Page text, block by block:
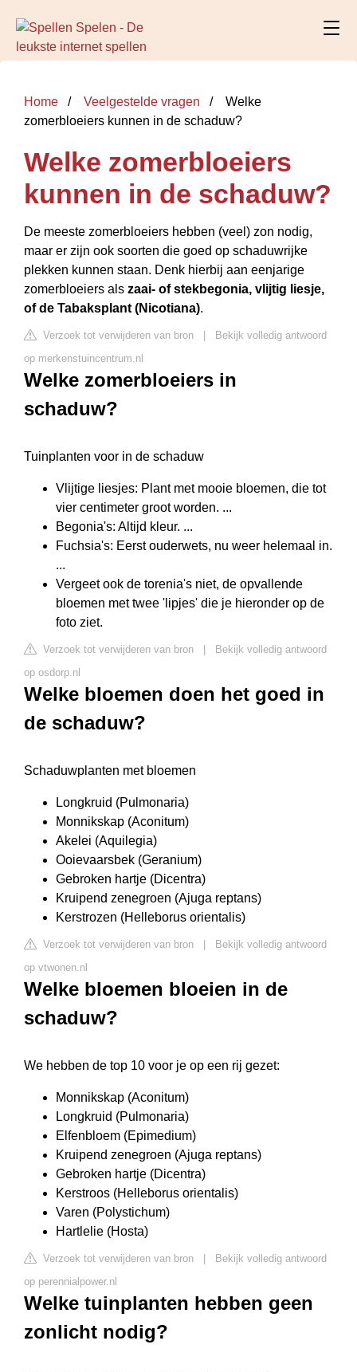
Home Veelgestelde vragen
Welke
zomerbloeiers kunnen in de schaduw?
Welke zomerbloeiers
kunnen in de schaduw?
De meeste zomerbloeiers hebben (veel) zon nodig,
maar er zijn ook soorten die goed op schaduwrijke
plekken kunnen staan. Denk hierbij aan eenjarige
zomerbloeiers als zaai- of stekbegonia, vlijtig liesje,
of de Tabaksplant (Nicotiana).
Verzoek tot verwijderen van bron
Bekijk volledig antwoord
op merkenstuincentrum.nl
Welke zomerbloeiers in
schaduw?
Tuinplanten voor in de schaduw
Vlijtige liesjes: Plant met mooie bloemen, die tot
vier centimeter groot worden. ...
Begonia's: Altijd kleur. ...
Fuchsia's: Eerst ouderwets, nu weer helemaal in.
...
Vergeet ook de torenia's niet, de opvallende
bloemen met twee 'lipjes' die je hieronder op de
foto ziet.
Verzoek tot verwijderen van bron
Bekijk volledig antwoord
op osdorp.nl
Welke bloemen doen het goed in
de schaduw?
Schaduwplanten met bloemen
Longkruid (Pulmonaria)
Monnikskap (Aconitum)
Akelei (Aquilegia)
Ooievaarsbek (Geranium)
Gebroken hartje (Dicentra)
Kruipend zenegroen (Ajuga reptans)
Kerstrozen (Helleborus orientalis)
Verzoek tot verwijderen van bron
Bekijk volledig antwoord
op vtwonen.nl
Welke bloemen bloeien in de
schaduw?
We hebben de top 10 voor je op een rij gezet:
Monnikskap (Aconitum)
Longkruid (Pulmonaria)
Elfenbloem (Epimedium)
Kruipend zenegroen (Ajuga reptans)
Gebroken hartje (Dicentra)
Kerstroos (Helleborus orientalis)
Varen (Polystichum)
Hartlelie (Hosta)
Verzoek tot verwijderen van bron
Bekijk volledig antwoord
op perennialpower.nl
Welke tuinplanten hebben geen
zonlicht nodig?